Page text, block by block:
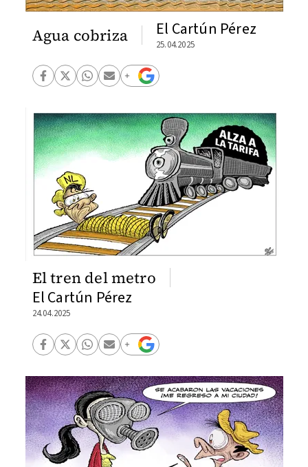
Agua cobriza El Cartún Pérez
25.04.2025
El tren del metro
El Cartún Pérez
24.04.2025